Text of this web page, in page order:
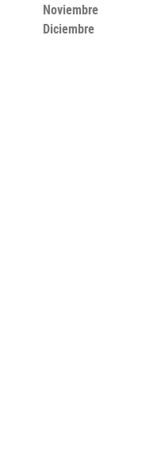
Noviembre
Diciembre